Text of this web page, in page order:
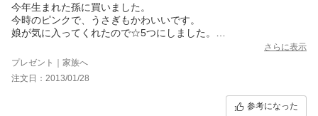
今年生まれた孫に買いました。
今時のピンクで、うさぎもかわいいです。
娘が気に入ってくれたので☆5つにしました。
さらに表示
プレゼント｜家族へ
注文日：2013/01/28
参考になった